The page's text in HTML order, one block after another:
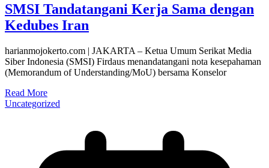
SMSI Tandatangani Kerja Sama dengan
Kedubes Iran
harianmojokerto.com | JAKARTA – Ketua Umum Serikat Media
Siber Indonesia (SMSI) Firdaus menandatangani nota kesepahaman
(Memorandum of Understanding/MoU) bersama Konselor
Read More
Uncategorized